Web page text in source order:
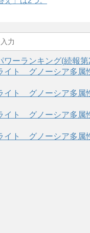
ーランキング(続報第
イト グノーシア多属
イト グノーシア多属
イト グノーシア多属
イト グノーシア多属